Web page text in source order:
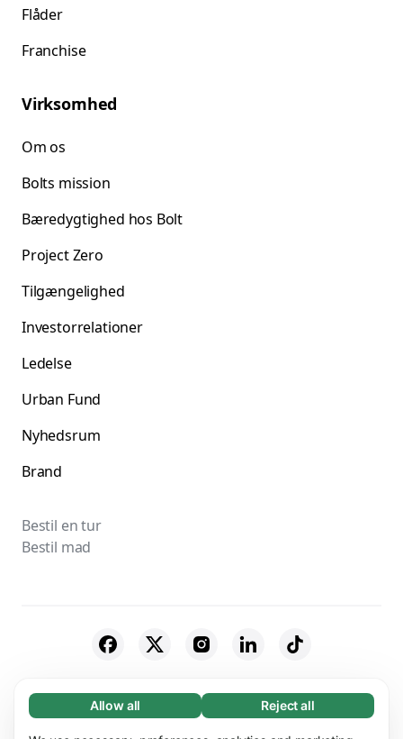
Necessary (65)
Allow all Reject all
Flåder
Franchise
Virksomhed
Om os
Bolts mission
Bæredygtighed hos Bolt
Project Zero
Tilgængelighed
Investorrelationer
Ledelse
Urban Fund
Nyhedsrum
Brand
Bestil en tur
Bestil mad
© 2026 Bolt Technology OÜ